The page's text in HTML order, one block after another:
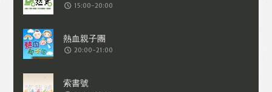
15:00-20:00
20:00-21:00